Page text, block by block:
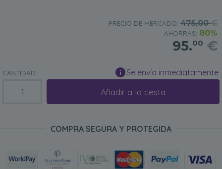
PRECIO DE MERCADO: 475,00€
AHORRAS: 80%
95.00 €
CANTIDAD: Se envía inmediatamente
Añadir a la cesta
COMPRA SEGURA Y PROTEGIDA